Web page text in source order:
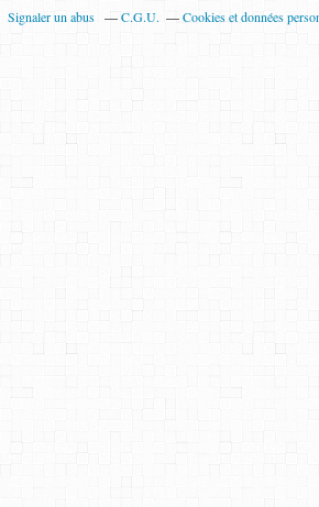
Signaler un abus
C.G.U. Cookies et données